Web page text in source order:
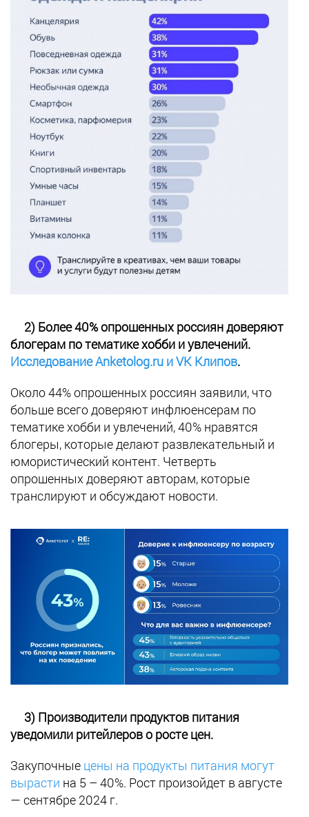
2) Более 40% опрошенных россиян доверяют
блогерам по тематике хобби и увлечений.
Исследование Anketolog.ru и VK Клипов.
Около 44% опрошенных россиян заявили, что
больше всего доверяют инфлюенсерам по
тематике хобби и увлечений, 40% нравятся
блогеры, которые делают развлекательный и
юмористический контент. Четверть
опрошенных доверяют авторам, которые
транслируют и обсуждают новости.
3) Производители продуктов питания
уведомили ритейлеров о росте цен.
Закупочные цены на продукты питания могут
вырасти на 5 – 40%. Рост произойдет в августе
— сентябре 2024 г.